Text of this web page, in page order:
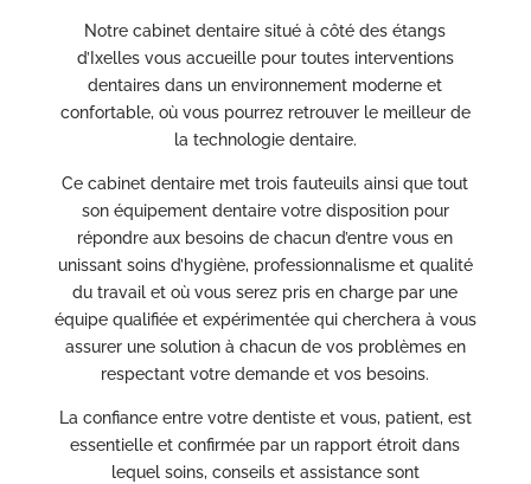
Notre cabinet dentaire situé à côté des étangs
d’Ixelles vous accueille pour toutes interventions
dentaires dans un environnement moderne et
confortable, où vous pourrez retrouver le meilleur de
la technologie dentaire.
Ce cabinet dentaire met trois fauteuils ainsi que tout
son équipement dentaire votre disposition pour
répondre aux besoins de chacun d’entre vous en
unissant soins d’hygiène, professionnalisme et qualité
du travail et où vous serez pris en charge par une
équipe qualifiée et expérimentée qui cherchera à vous
assurer une solution à chacun de vos problèmes en
respectant votre demande et vos besoins.
La confiance entre votre dentiste et vous, patient, est
essentielle et confirmée par un rapport étroit dans
lequel soins, conseils et assistance sont